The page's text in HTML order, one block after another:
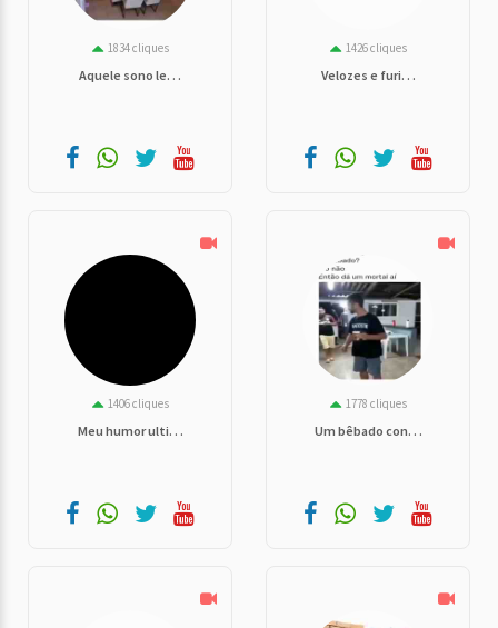
1834 cliques
Aquele sono le. . .
1426 cliques
Velozes e furi. . .
1406 cliques
Meu humor ulti. . .
1778 cliques
Um bêbado con. . .